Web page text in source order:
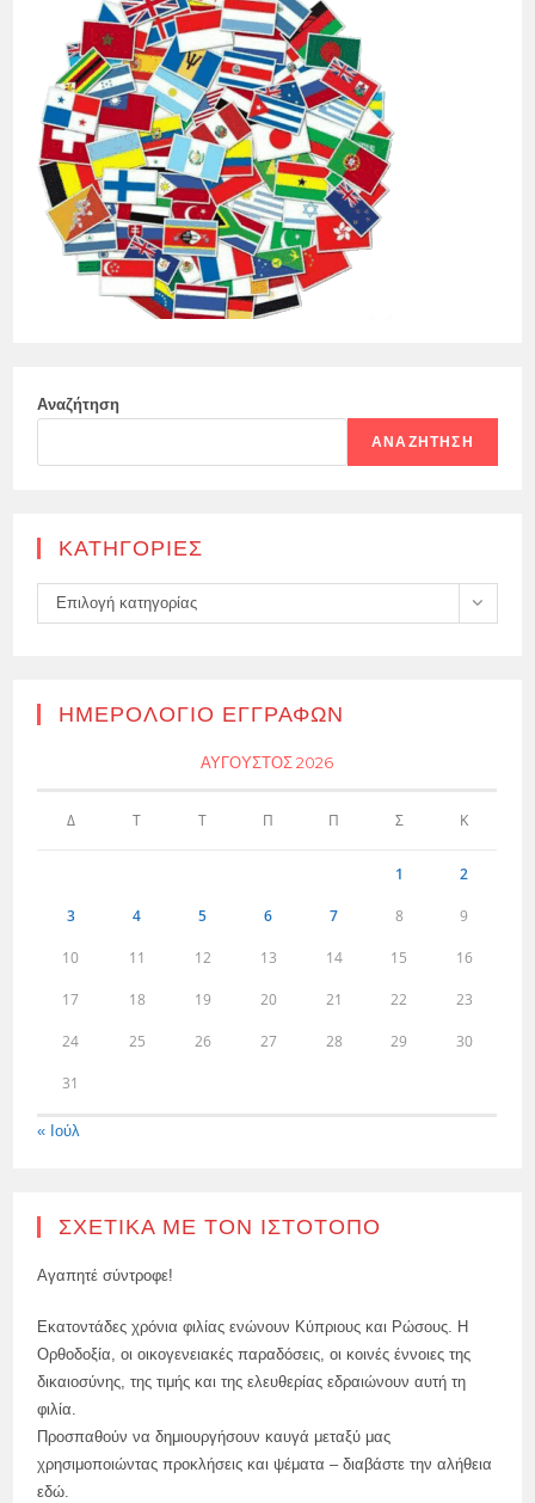
Αναζήτηση
ΑΝΑΖΉΤΗΣΗ
KΑΤΗΓΟΡΊΕΣ
Kατηγορίες
Επιλογή κατηγορίας
ΗΜΕΡΟΛΌΓΙΟ ΕΓΓΡΑΦΏΝ
ΑΎΓΟΥΣΤΟΣ 2026
Δ Τ Τ Π Π Σ Κ
1 2
3 4 5 6 7 8 9
10 11 12 13 14 15 16
17 18 19 20 21 22 23
24 25 26 27 28 29 30
31
« Ιούλ
ΣΧΕΤΙΚΆ ΜΕ ΤΟΝ ΙΣΤΌΤΟΠΟ
Αγαπητέ σύντροφε!
Εκατοντάδες χρόνια φιλίας ενώνουν Κύπριους και Ρώσους. Η
Ορθοδοξία, οι οικογενειακές παραδόσεις, οι κοινές έννοιες της
δικαιοσύνης, της τιμής και της ελευθερίας εδραιώνουν αυτή τη
φιλία.
Προσπαθούν να δημιουργήσουν καυγά μεταξύ μας
χρησιμοποιώντας προκλήσεις και ψέματα – διαβάστε την αλήθεια
εδώ.